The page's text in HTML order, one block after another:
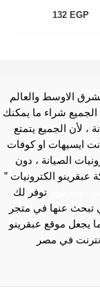
132 EGP
الاوسط والعالم
الجميع شراء ما يمكنك
، لأن الجميع يتمتع
ايسيهات او كوفات
الصيانة ، دون
الكترونيات ”
توفر لك
تبحث عنها في متجر
يجعل موقع عبقرينو